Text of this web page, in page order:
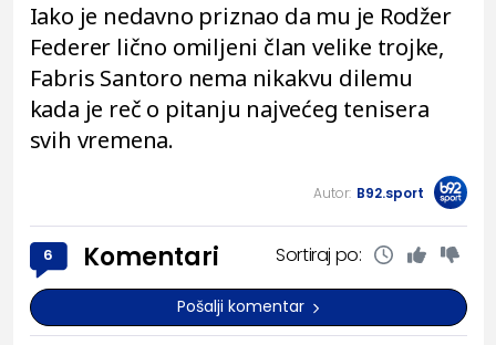
Iako je nedavno priznao da mu je Rodžer
Federer lično omiljeni član velike trojke,
Fabris Santoro nema nikakvu dilemu
kada je reč o pitanju najvećeg tenisera
svih vremena.
Autor: B92.sport
6 Komentari Sortiraj po:
Pošalji komentar